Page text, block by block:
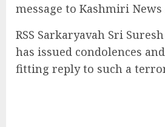
message to Kashmiri News
RSS Sarkaryavah Sri
has issued condolences
fitting reply to such a